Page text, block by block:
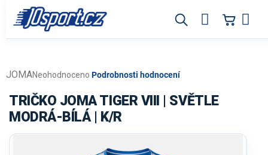
obsah
Průměrné
produktu
je
0,0
Neohodnoceno Podrobnosti hodnocení
JOMA
TRIČKO JOMA TIGER VIII | SVĚTLE
MODRÁ-BÍLÁ | K/R